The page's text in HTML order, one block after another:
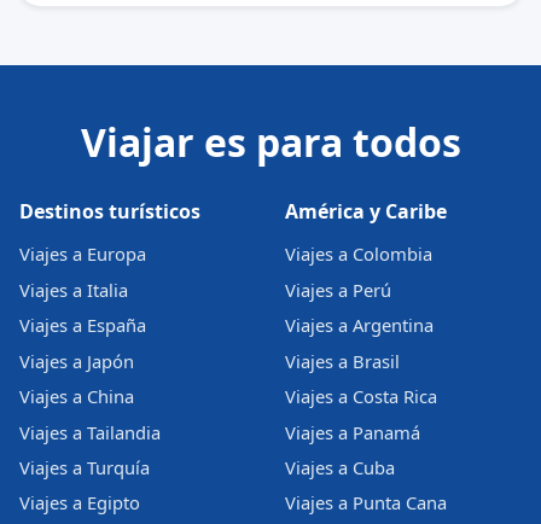
Viajar es para todos
Destinos turísticos
Viajes a Europa
Viajes a Italia
Viajes a España
Viajes a Japón
Viajes a China
Viajes a Tailandia
Viajes a Turquía
Viajes a Egipto
América y Caribe
Viajes a Colombia
Viajes a Perú
Viajes a Argentina
Viajes a Brasil
Viajes a Costa Rica
Viajes a Panamá
Viajes a Cuba
Viajes a Punta Cana